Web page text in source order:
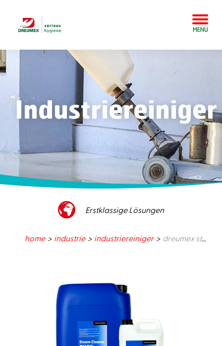
MENÜ
Industriereiniger
Hervorragender Kundenservice
home industrie industriereiniger dreumex steam cleaner